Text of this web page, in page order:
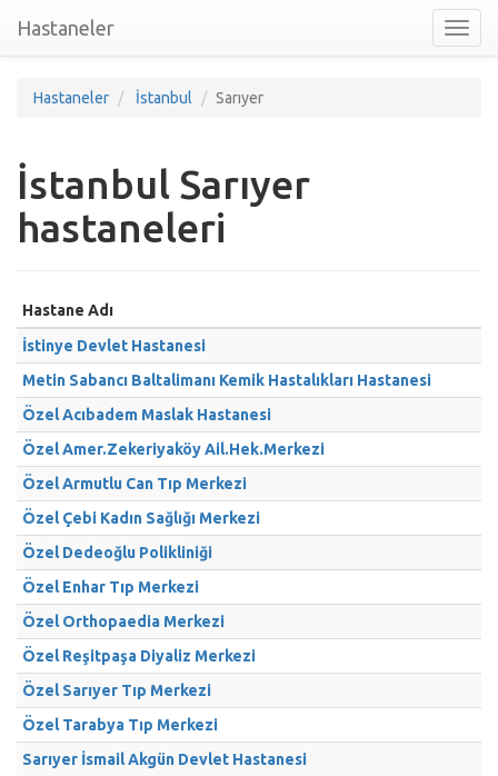
nav
Hastaneler
Hastaneler İstanbul Sarıyer
İstanbul Sarıyer
hastaneleri
Hastane Adı
İstinye Devlet Hastanesi
Metin Sabancı Baltalimanı Kemik Hastalıkları Hastanesi
Özel Acıbadem Maslak Hastanesi
Özel Amer.Zekeriyaköy Ail.Hek.Merkezi
Özel Armutlu Can Tıp Merkezi
Özel Çebi Kadın Sağlığı Merkezi
Özel Dedeoğlu Polikliniği
Özel Enhar Tıp Merkezi
Özel Orthopaedia Merkezi
Özel Reşitpaşa Diyaliz Merkezi
Özel Sarıyer Tıp Merkezi
Özel Tarabya Tıp Merkezi
Sarıyer İsmail Akgün Devlet Hastanesi